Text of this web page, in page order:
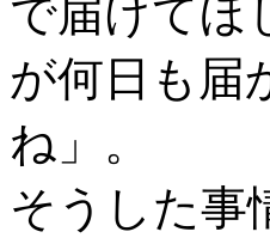
で届けてほ
が何日も届
ね」。
そうした事